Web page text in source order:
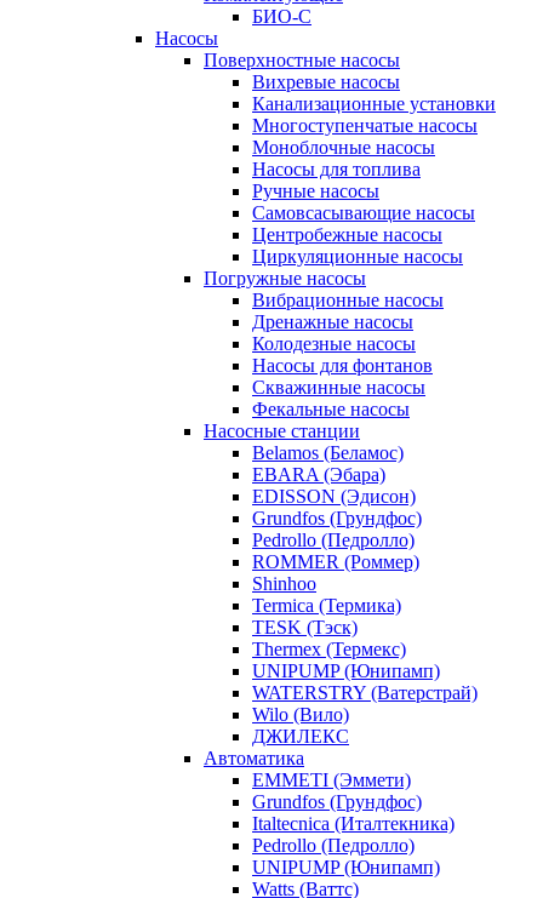
БИО-С
Насосы
Поверхностные насосы
Вихревые насосы
Канализационные установки
Многоступенчатые насосы
Моноблочные насосы
Насосы для топлива
Ручные насосы
Самовсасывающие насосы
Центробежные насосы
Циркуляционные насосы
Погружные насосы
Вибрационные насосы
Дренажные насосы
Колодезные насосы
Насосы для фонтанов
Скважинные насосы
Фекальные насосы
Насосные станции
Belamos (Беламос)
EBARA (Эбара)
EDISSON (Эдисон)
Grundfos (Грундфос)
Pedrollo (Педролло)
ROMMER (Роммер)
Shinhoo
Termica (Термика)
TESK (Тэск)
Thermex (Термекс)
UNIPUMP (Юнипамп)
WATERSTRY (Ватерстрай)
Wilo (Вило)
ДЖИЛЕКС
Автоматика
EMMETI (Эммети)
Grundfos (Грундфос)
Italtecnica (Италтекника)
Pedrollo (Педролло)
UNIPUMP (Юнипамп)
Watts (Ваттс)